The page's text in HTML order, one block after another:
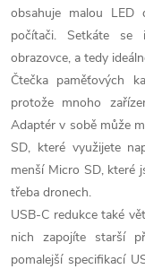
y
v
ý
p
i
s
u
obsahuje malou LED
počítači. Setkáte se
obrazovce, a tedy
Čtečka paměťových
protože mnoho
Adaptér v sobě může
SD, které využijete
menší Micro SD, které
třeba dronech.
USB-C redukce také
nich zapojíte starší
pomalejší specifikací